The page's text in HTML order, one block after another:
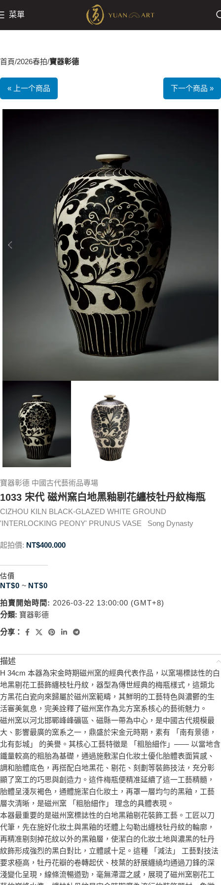
菜單
首頁 2026春拍 寶器彰德
« 上一个商品 下一个商品 »
寶器彰德 中國古代藝術品專場
1033 宋代 磁州窯白地黑釉剔花纏枝牡丹紋梅瓶
CIZHOU KILN BLACK-GLAZED WHITE GROUND
'INTERLOCKING PEONY' PRUNUS VASE Song Dynasty
起拍價: NT$400.000
估價
NT$0 ~ NT$0
拍賣開始時間: 2026-03-22 13:00:00 (GMT+8)
分類: 寶器彰德
分享：
描述
H 34cm 本器為宋金時期磁州窯的經典代表作品，以窯場標誌性的白
地黑剔花工藝飾纏枝牡丹紋，器型為傳世經典的梅瓶樣式，這類北
方黑花白瓷向來歸屬於磁州窯範疇，其鮮明的工藝特色與濃鬱的生
活審美氣息，完美詮釋了磁州窯作為北方窯系核心的藝術魅力。
磁州窯以河北邯鄲峰峰礦區、磁縣一帶為中心，是中國古代規模最
大、影響最廣的窯系之一，鼎盛於宋金元時期，素有 「南有景德，
北有彭城」 的美譽。其核心工藝特徵是 「粗胎細作」—— 以當地含
鐵量較高的粗胎為基礎，通過施敷潔白化妝土優化胎體表面質感、
調和胎體底色，再搭配白地黑花、剔花、刻劃等裝飾技法，充分彰
顯了窯工的巧思與創造力。這件梅瓶便精准延續了這一工藝精髓，
胎體呈淺灰褐色，通體施潔白化妝土，再罩一層均勻的黑釉，工藝
層次清晰，是磁州窯 「粗胎細作」 理念的具體表現。
本器最重要的是磁州窯標誌性的白地黑釉剔花裝飾工藝。工匠以刀
代筆，先在施好化妝土與黑釉的坯體上勾勒出纏枝牡丹紋的輪廓，
再精准剔刻掉花紋以外的黑釉層，使潔白的化妝土地與濃黑的牡丹
紋飾形成強烈的黑白對比，立體感十足。這種 「減法」 工藝對技法
要求極高，牡丹花瓣的卷轉起伏、枝葉的舒展纏繞均通過刀鋒的深
淺變化呈現，線條流暢遒勁，毫無滯澀之感，展現了磁州窯剔花工